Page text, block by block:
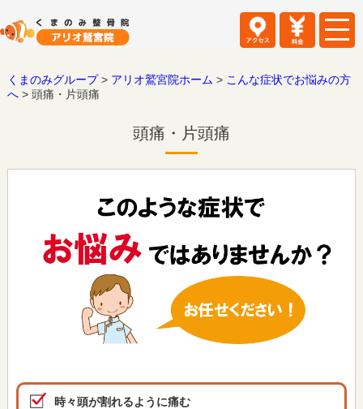
くまのみグループ> アリオ鷲宮院ホーム > こんな症状でお悩みの方
へ> 頭痛・片頭痛
頭痛・片頭痛
時々頭が割れるように痛む